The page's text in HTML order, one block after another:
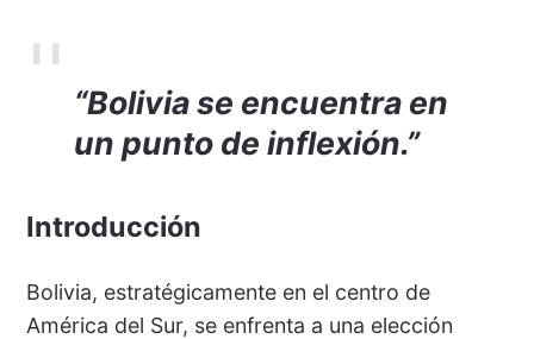
“Bolivia se encuentra en
un punto de inflexión.”
Introducción
Bolivia, estratégicamente en el centro de
América del Sur, se enfrenta a una elección